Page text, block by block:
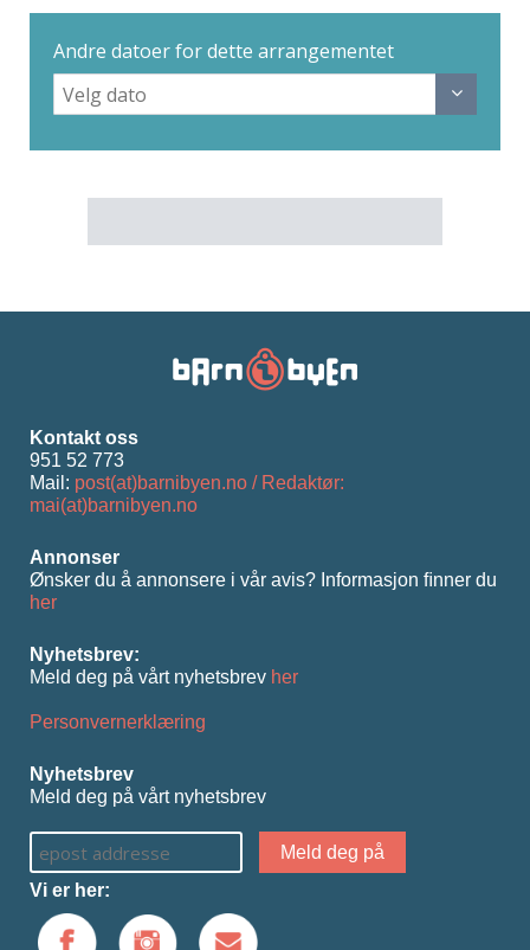
Andre datoer for dette arrangementet
Kontakt oss
951 52 773
Mail: post(at)barnibyen.no / Redaktør:
mai(at)barnibyen.no
Annonser
Ønsker du å annonsere i vår avis? Informasjon ﬁnner du
her
Nyhetsbrev:
Meld deg på vårt nyhetsbrev her
Personvernerklæring
Nyhetsbrev
Meld deg på vårt nyhetsbrev
Vi er her: